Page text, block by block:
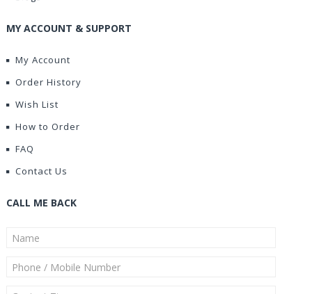
MY ACCOUNT & SUPPORT
My Account
Order History
Wish List
How to Order
FAQ
Contact Us
CALL ME BACK